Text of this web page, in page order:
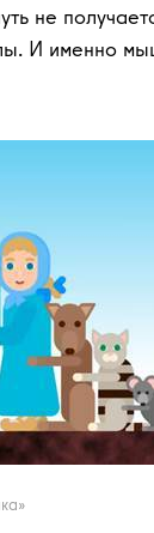
не
И именно